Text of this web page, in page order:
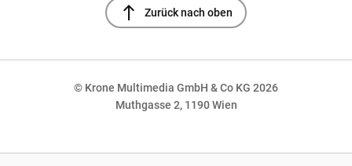
north Zurück nach oben
© Krone Multimedia GmbH & Co KG 2026
Muthgasse 2, 1190 Wien
NaN%